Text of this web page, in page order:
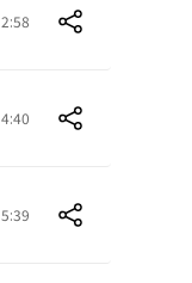
2:58
4:40
5:39